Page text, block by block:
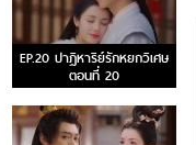
EP.20 ปาฏิหาริย์รักหยกวิเศษ
ตอนที่ 20